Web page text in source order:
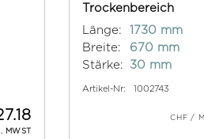
MWST
Trockenbereich
Länge:
1730 mm
Breite:
670 mm
Stärke:
30 mm
Artikel-Nr: 1002743